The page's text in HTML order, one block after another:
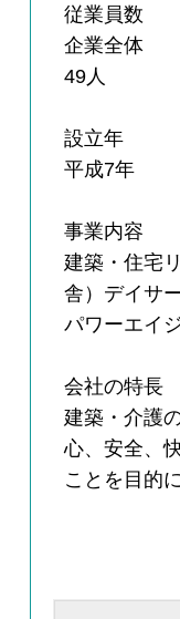
従業員数
企業全体
49人
設立年
平成7年
事業内容
建築・住宅
舎）デイサ
パワーエイ
会社の特長
建築・介護
心、安全、
ことを目的